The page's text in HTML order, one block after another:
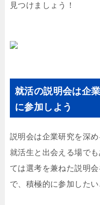
見つけましょう！
就活の説明会は企
に参加しよう
説明会は企業研究を深
就活生と出会える場で
ては選考を兼ねた説明
で、積極的に参加したい